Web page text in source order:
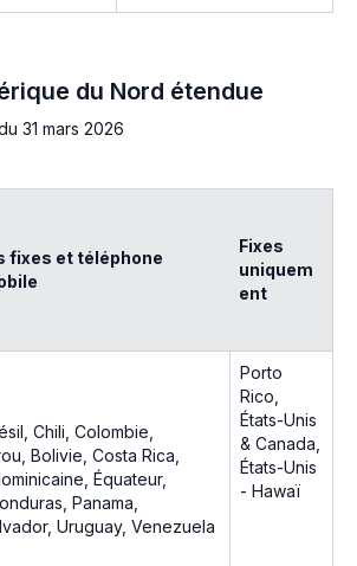
du Nord étendue
31 mars 2026
fixes et téléphone
Fixes
uniquem
ent
Chili, Colombie,
Bolivie, Costa Rica,
Équateur,
Panama,
Uruguay, Venezuela
Porto
Rico,
États-Unis
& Canada,
États-Unis
- Hawaï